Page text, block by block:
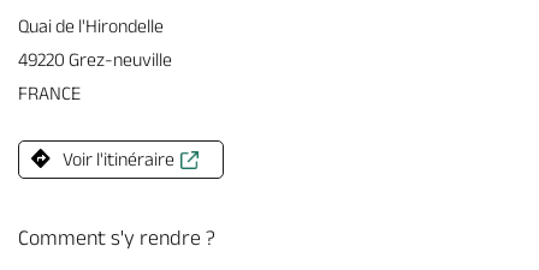
Quai de l'Hirondelle
49220 Grez-neuville
FRANCE
Voir l'itinéraire
Comment s'y rendre ?